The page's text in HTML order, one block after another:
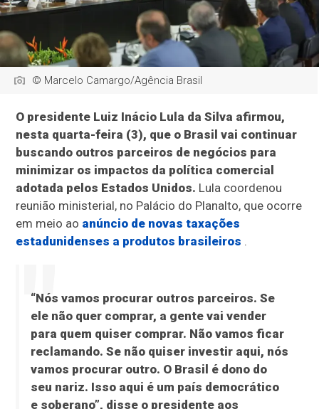
© Marcelo Camargo/Agência Brasil
O presidente Luiz Inácio Lula da Silva afirmou,
nesta quarta-feira (3), que o Brasil vai continuar
buscando outros parceiros de negócios para
minimizar os impactos da política comercial
adotada pelos Estados Unidos. Lula coordenou
reunião ministerial, no Palácio do Planalto, que ocorre
em meio ao anúncio de novas taxações
estadunidenses a produtos brasileiros .
“Nós vamos procurar outros parceiros. Se
ele não quer comprar, a gente vai vender
para quem quiser comprar. Não vamos ficar
reclamando. Se não quiser investir aqui, nós
vamos procurar outro. O Brasil é dono do
seu nariz. Isso aqui é um país democrático
e soberano”, disse o presidente aos